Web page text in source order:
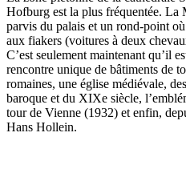
Hofburg est la plus fréquentée. La
parvis du palais et un rond-point
aux fiakers (voitures à deux
C’est seulement maintenant qu’il
rencontre unique de bâtiments de
romaines, une église médiévale,
baroque et du XIXe siècle,
tour de Vienne (1932) et enfin,
Hans Hollein.